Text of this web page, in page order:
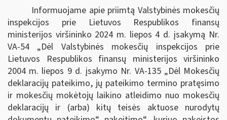
Informuojame apie priimtą Valstybinės mokesčių
inspekcijos prie Lietuvos Respublikos finansų
ministerijos viršininko 2024 m. liepos 4 d. įsakymą Nr.
VA-54 „Dėl Valstybinės mokesčių inspekcijos prie
Lietuvos Respublikos finansų ministerijos viršininko
2004 m. liepos 9 d. įsakymo Nr. VA-135 „Dėl Mokesčių
deklaracijų pateikimo, jų pateikimo termino pratęsimo
ir mokesčių mokėtojų laikino atleidimo nuo mokesčių
deklaracijų ir (arba) kitų teisės aktuose nurodytų